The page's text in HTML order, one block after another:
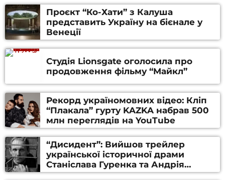
Проєкт “Ко-Хати” з Калуша
представить Україну на бієнале у
Венеції
Студія Lionsgate оголосила про
продовження фільму “Майкл”
Рекорд україномовних відео: Кліп
“Плакала” гурту KAZKA набрав 500
млн переглядів на YouTube
“Дисидент”: Вийшов трейлер
української історичної драми
Станіслава Гуренка та Андрія
Алфьорова (ВІДЕО)